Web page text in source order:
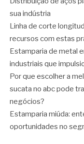
sua indústria
Linha de corte
recursos com estas
Estamparia de metal
industriais que
Por que escolher a
sucata no abc pode
negócios?
Estamparia miúda:
oportunidades no